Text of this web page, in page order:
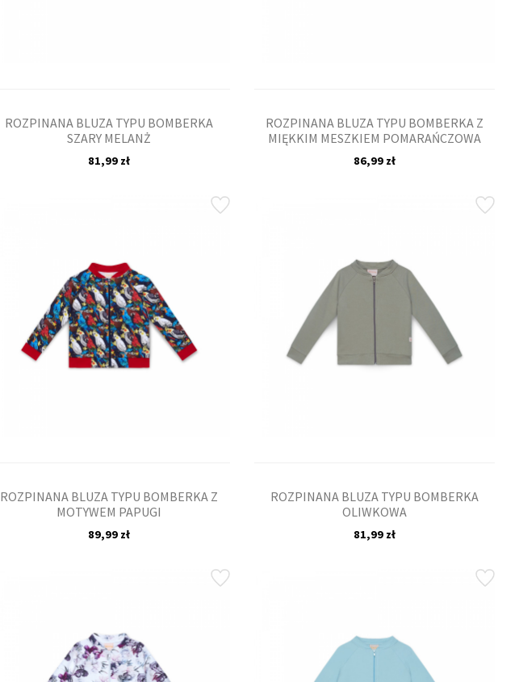
ROZPINANA BLUZA TYPU BOMBERKA
SZARY MELANŻ
81,99 zł
ROZPINANA BLUZA TYPU BOMBERKA Z
MIĘKKIM MESZKIEM POMARAŃCZOWA
86,99 zł
ROZPINANA BLUZA TYPU BOMBERKA Z
MOTYWEM PAPUGI
89,99 zł
ROZPINANA BLUZA TYPU BOMBERKA
OLIWKOWA
81,99 zł